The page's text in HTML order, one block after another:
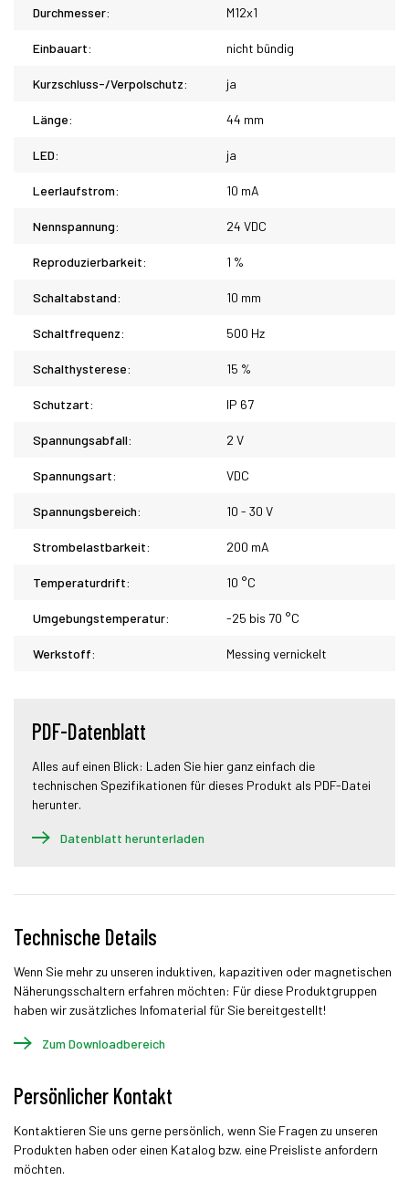
Durchmesser: M12x1
Einbauart: nicht bündig
Kurzschluss-/Verpolschutz: ja
Länge: 44 mm
LED: ja
Leerlaufstrom: 10 mA
Nennspannung: 24 VDC
Reproduzierbarkeit: 1 %
Schaltabstand: 10 mm
Schaltfrequenz: 500 Hz
Schalthysterese: 15 %
Schutzart: IP 67
Spannungsabfall: 2 V
Spannungsart: VDC
Spannungsbereich: 10 - 30 V
Strombelastbarkeit: 200 mA
Temperaturdrift: 10 °C
Umgebungstemperatur: -25 bis 70 °C
Werkstoff: Messing vernickelt
PDF-Datenblatt
Alles auf einen Blick: Laden Sie hier ganz einfach die
technischen Spezifikationen für dieses Produkt als PDF-Datei
herunter.
Datenblatt herunterladen
Technische Details
Wenn Sie mehr zu unseren induktiven, kapazitiven oder magnetischen
Näherungsschaltern erfahren möchten: Für diese Produktgruppen
haben wir zusätzliches Infomaterial für Sie bereitgestellt!
Zum Downloadbereich
Persönlicher Kontakt
Kontaktieren Sie uns gerne persönlich, wenn Sie Fragen zu unseren
Produkten haben oder einen Katalog bzw. eine Preisliste anfordern
möchten.